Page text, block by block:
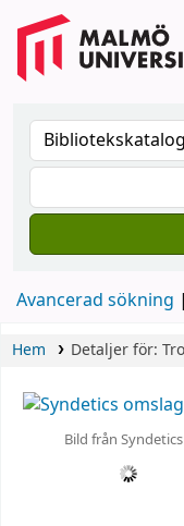
Avancerad sökning
Hem Detaljer för:
Bild från Syndetics